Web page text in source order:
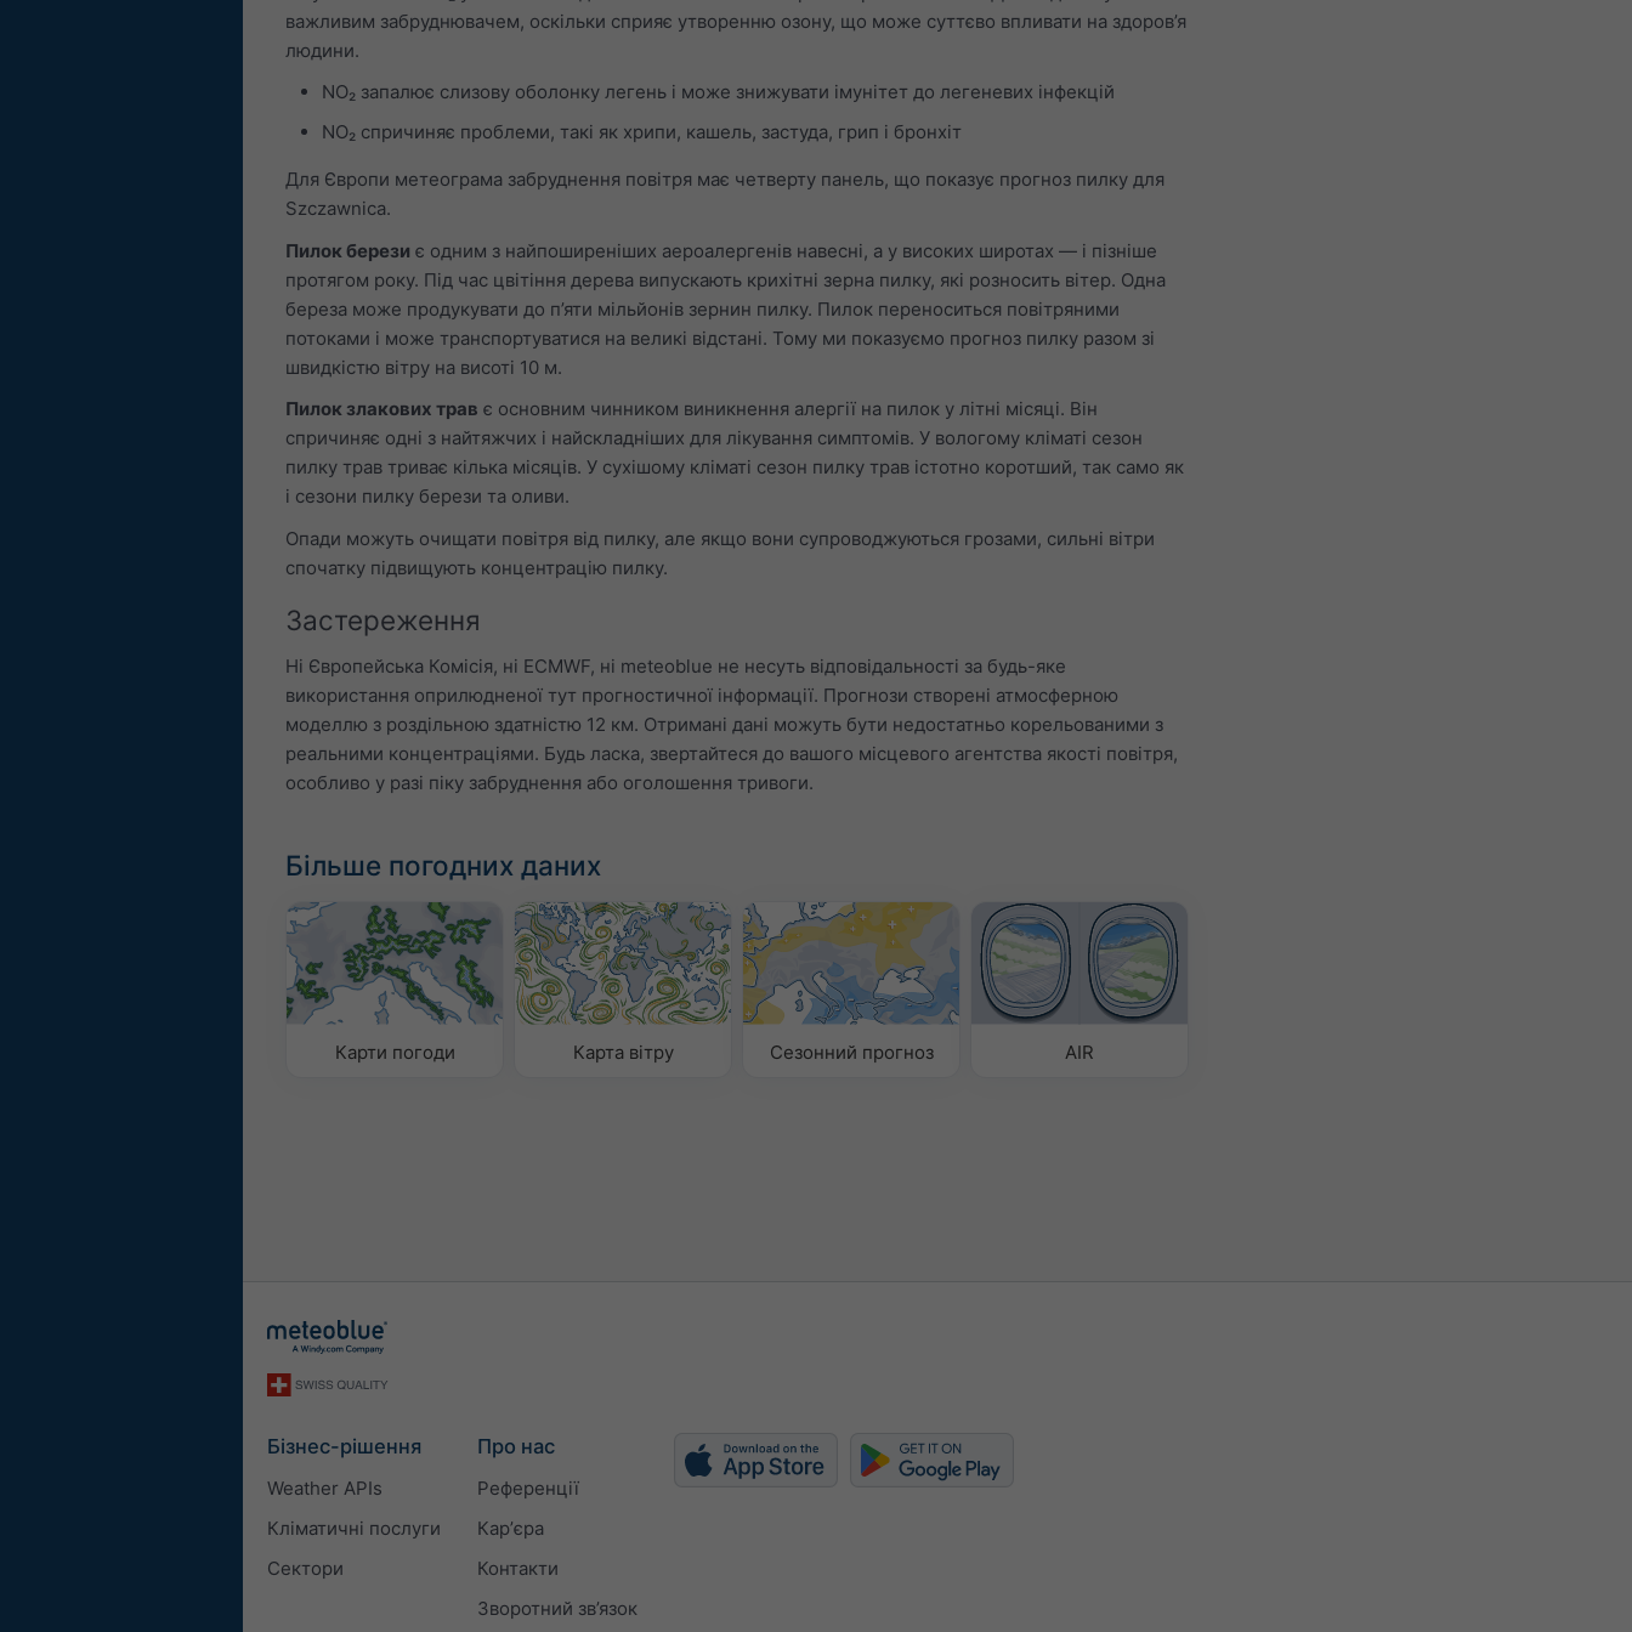
важливим забруднювачем, оскільки сприяє утворенню озону, що може суттєво впливати на здоров’я
людини.
NO₂ запалює слизову оболонку легень і може знижувати імунітет до легеневих інфекцій
NO₂ спричиняє проблеми, такі як хрипи, кашель, застуда, грип і бронхіт
Для Європи метеограма забруднення повітря має четверту панель, що показує прогноз пилку для
Szczawnica.
Пилок берези є одним з найпоширеніших аероалергенів навесні, а у високих широтах — і пізніше
протягом року. Під час цвітіння дерева випускають крихітні зерна пилку, які розносить вітер. Одна
береза може продукувати до п’яти мільйонів зернин пилку. Пилок переноситься повітряними
потоками і може транспортуватися на великі відстані. Тому ми показуємо прогноз пилку разом зі
швидкістю вітру на висоті 10 м.
Пилок злакових трав є основним чинником виникнення алергії на пилок у літні місяці. Він
спричиняє одні з найтяжчих і найскладніших для лікування симптомів. У вологому кліматі сезон
пилку трав триває кілька місяців. У сухішому кліматі сезон пилку трав істотно коротший, так само як
і сезони пилку берези та оливи.
Опади можуть очищати повітря від пилку, але якщо вони супроводжуються грозами, сильні вітри
спочатку підвищують концентрацію пилку.
Застереження
Ні Європейська Комісія, ні ECMWF, ні meteoblue не несуть відповідальності за будь-яке
використання оприлюдненої тут прогностичної інформації. Прогнози створені атмосферною
моделлю з роздільною здатністю 12 км. Отримані дані можуть бути недостатньо корельованими з
реальними концентраціями. Будь ласка, звертайтеся до вашого місцевого агентства якості повітря,
особливо у разі піку забруднення або оголошення тривоги.
Більше погодних даних
Карти погоди Карта вітру Сезонний прогноз AIR
Бізнес-рішення
Weather APIs
Кліматичні послуги
Сектори
Про нас
Референції
Карʼєра
Контакти
Зворотний зв’язок